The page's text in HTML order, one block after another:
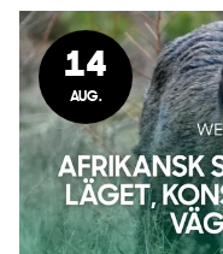
14
AUG.